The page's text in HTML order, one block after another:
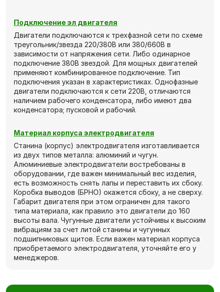
Подключение эл двигателя
Двигатели подключаются к трехфазной сети по схеме
треугольник/звезда 220/380В или 380/660В в
зависимости от напряжения сети. Либо одинарное
подключение 380В звездой. Для мощных двигателей
применяют комбинированное подключение. Тип
подключения указан в характеристиках. Однофазные
двигатели подключаются к сети 220В, отличаются
наличием рабочего конденсатора, либо имеют два
конденсатора; пусковой и рабочий.
Материал корпуса электродвигателя
Станина (корпус) электродвигателя изготавливается
из двух типов металла: алюминий и чугун.
Алюминиевые электродвигатели востребованы в
оборудовании, где важен минимальный вес изделия,
есть возможность снять лапы и переставить их сбоку.
Коробка выводов (БРНО) окажется сбоку, а не сверху.
Габарит двигателя при этом ограничен для такого
типа материала, как правило это двигатели до 160
высоты вала. Чугунные двигатели устойчивы к высоким
вибрациям за счет литой станины и чугунных
подшипниковых щитов. Если важен материал корпуса
приобретаемого электродвигателя, уточняйте его у
менеджеров.